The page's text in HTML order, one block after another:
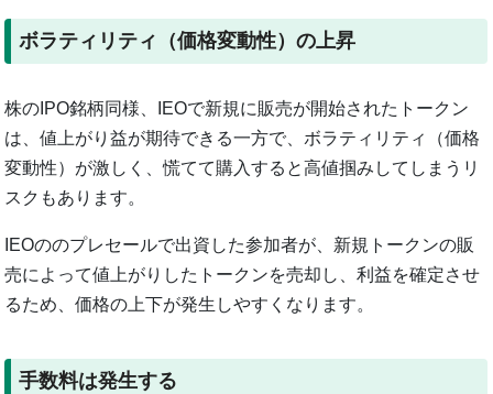
ボラティリティ（価格変動性）の上昇
株のIPO銘柄同様、IEOで新規に販売が開始されたトークン
は、値上がり益が期待できる一方で、ボラティリティ（価格
変動性）が激しく、慌てて購入すると高値掴みしてしまうリ
スクもあります。
IEOののプレセールで出資した参加者が、新規トークンの販
売によって値上がりしたトークンを売却し、利益を確定させ
るため、価格の上下が発生しやすくなります。
手数料は発生する